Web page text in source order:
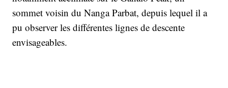
sommet voisin du Nanga Parbat, depuis lequel il a
pu observer les différentes lignes de descente
envisageables.